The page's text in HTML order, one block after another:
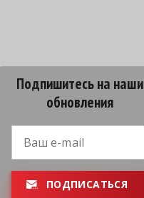
Подпишитесь на наши
обновления
ПОДПИСАТЬСЯ